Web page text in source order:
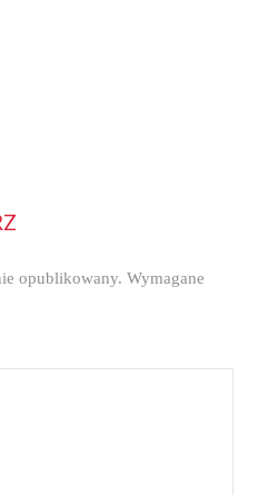
opublikowany. Wymagane